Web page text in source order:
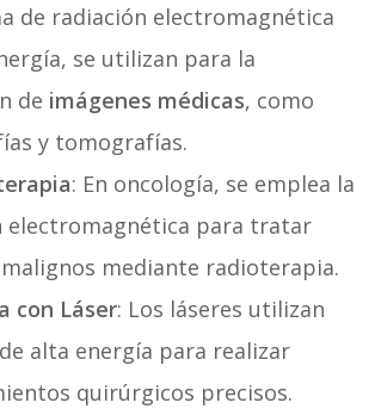
de radiación electromagnética
se utilizan para la
de imágenes médicas, como
y tomografías.
: En oncología, se emplea la
electromagnética para tratar
mediante radioterapia.
con Láser: Los láseres utilizan
alta energía para realizar
quirúrgicos precisos.